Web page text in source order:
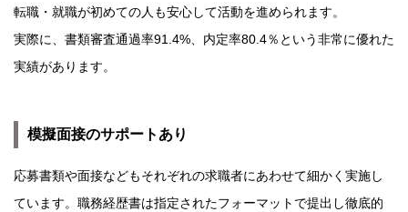
転職・就職が初めての人も安心して活動を進められます。
実際に、書類審査通過率91.4%、内定率80.4％という非常に優れた
実績があります。
模擬面接のサポートあり
応募書類や面接などもそれぞれの求職者にあわせて細かく実施し
ています。職務経歴書は指定されたフォーマットで提出し徹底的